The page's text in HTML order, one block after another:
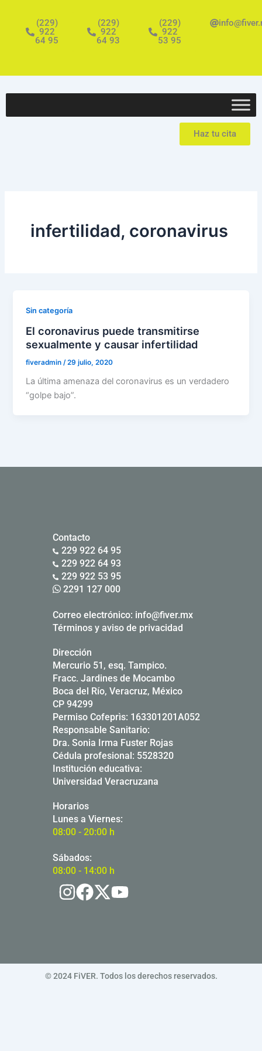
contenido
(229)
922
64 95
(229)
922
64 93
(229)
922
53 95
Haz tu cita
infertilidad, coronavirus
Sin categoría
El coronavirus puede transmitirse
sexualmente y causar infertilidad
fiveradmin /29 julio, 2020
La última amenaza del coronavirus es un verdadero
“golpe bajo”.
Contacto
229 922 64 95
229 922 64 93
229 922 53 95
2291 127 000
Correo electrónico: info@fiver.mx
Términos y aviso de privacidad
Dirección
Mercurio 51, esq. Tampico.
Fracc. Jardines de Mocambo
Boca del Río, Veracruz, México
CP 94299
Permiso Cofeprìs: 163301201A052
Responsable Sanitario:
Dra. Sonia Irma Fuster Rojas
Cédula profesional: 5528320
Institución educativa:
Universidad Veracruzana
Horarios
Lunes a Viernes:
08:00 - 20:00 h
Sábados:
08:00 - 14:00 h
© 2024 FiVER. Todos los derechos reservados.